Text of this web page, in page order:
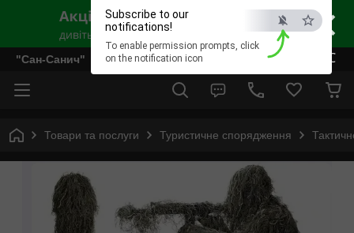
×
ESC
Subscribe to our
notifications!
To enable permission prompts, click
on the notification icon
"Сан-Санич"
Товари та послуги Туристичне спорядження